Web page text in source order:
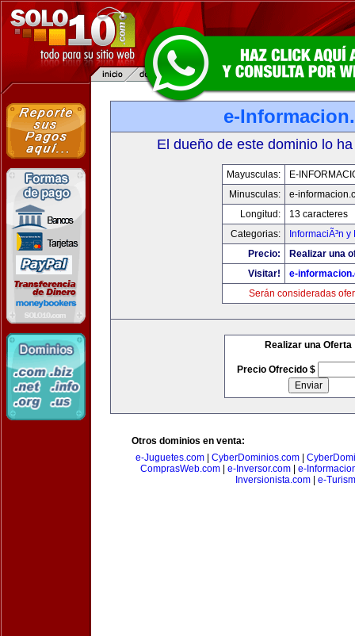
e-
El dueño de este dominio lo
Mayusculas:
E-
Minusculas:
e-
Longitud:
13 caracteres
Categorias:
InformaciÃ³n
Precio:
Realizar una
Visitar!
e-
Serán consideradas
Realizar una Oferta
Precio Ofrecido $
Otros dominios en venta:
e-Juguetes.com| CyberDominios.com|
ComprasWeb.com
e-Inversor.com
e-
Inversionista.com| e-